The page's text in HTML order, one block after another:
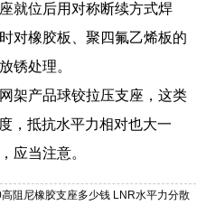
就位后用对称断续方式焊
对橡胶板、聚四氟乙烯板的
锈处理。
架产品球铰拉压支座，这类
，抵抗水平力相对也大一
应当注意。
阻尼橡胶支座多少钱 LNR水平力分散